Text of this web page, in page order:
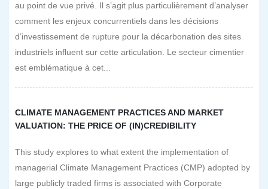
au point de vue privé. Il s’agit plus particulièrement d’analyser
comment les enjeux concurrentiels dans les décisions
d’investissement de rupture pour la décarbonation des sites
industriels influent sur cette articulation. Le secteur cimentier
est emblématique à cet...
CLIMATE MANAGEMENT PRACTICES AND MARKET
VALUATION: THE PRICE OF (IN)CREDIBILITY
This study explores to what extent the implementation of
managerial Climate Management Practices (CMP) adopted by
large publicly traded firms is associated with Corporate